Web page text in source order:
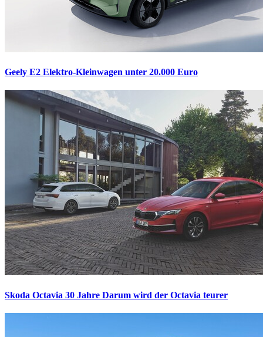
Geely E2 Elektro-Kleinwagen unter 20.000 Euro
Skoda Octavia 30 Jahre Darum wird der Octavia teurer